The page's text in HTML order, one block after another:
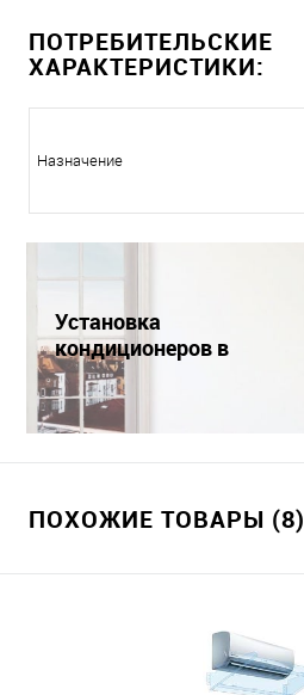
ПОТРЕБИТЕЛЬСКИЕ
ХАРАКТЕРИСТИКИ:
Назначение
Установка
кондиционеров в
Краснодаре
ПОХОЖИЕ ТОВАРЫ (8)